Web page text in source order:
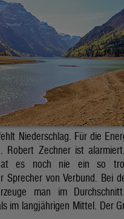
Niederschlag. Für die
Robert Zechner ist
hat es noch nie ein so
Sprecher von Verbund. Bei
man im
im langjährigen Mittel. Der